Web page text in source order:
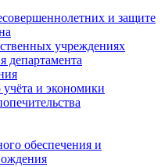
и защите
учреждениях
департамента
учёта и экономики
обеспечения и